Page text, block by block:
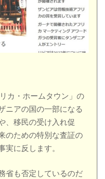
カ・ホームタウン」の
ニアの国の一部になる
、移民の受け入れ促
のための特別な査証の
実に反します。
省も否定しているのだ